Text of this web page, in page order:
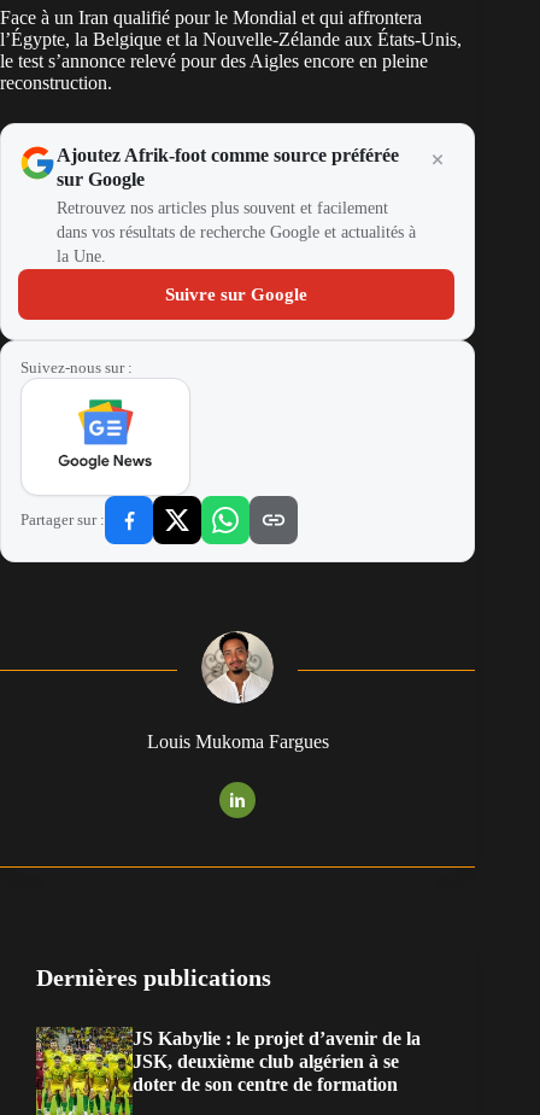
Face à un Iran qualifié pour le Mondial et qui affrontera
l’Égypte, la Belgique et la Nouvelle-Zélande aux États-Unis,
le test s’annonce relevé pour des Aigles encore en pleine
reconstruction.
Ajoutez Afrik-foot comme source préférée
sur Google
Retrouvez nos articles plus souvent et facilement
dans vos résultats de recherche Google et actualités à
la Une.
Suivre sur Google
Suivez-nous sur :
Partager sur :
Louis Mukoma Fargues
Dernières publications
JS Kabylie : le projet d’avenir de la
JSK, deuxième club algérien à se
doter de son centre de formation